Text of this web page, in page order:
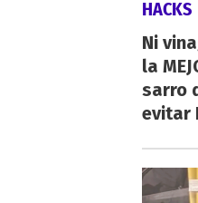
HACKS
Ni
la
sarro
evitar